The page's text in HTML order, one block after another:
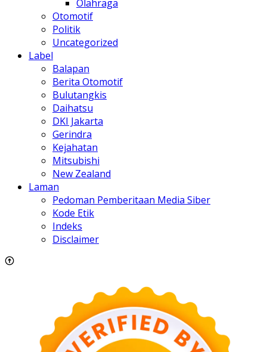
Olahraga
Otomotif
Politik
Uncategorized
Label
Balapan
Berita Otomotif
Bulutangkis
Daihatsu
DKI Jakarta
Gerindra
Kejahatan
Mitsubishi
New Zealand
Laman
Pedoman Pemberitaan Media Siber
Kode Etik
Indeks
Disclaimer